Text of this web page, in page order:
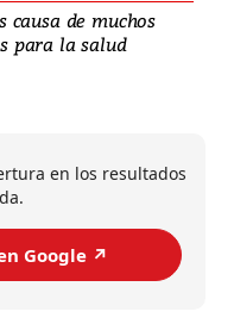
causa de muchos
para la salud
en los resultados
Google ↗️